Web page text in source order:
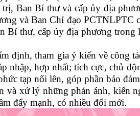
Ban Bí thư và cấp ủy địa
và Ban Chỉ đạo PCTNLPTC
Bí thư, cấp ủy địa phương
định, tham gia ý kiến về công
nhập, hợp nhất; tích cực, chủ
tạp nổi lên, góp phần bảo
xử lý những phản ánh, kiến
đẩy mạnh, có nhiều đổi mới.